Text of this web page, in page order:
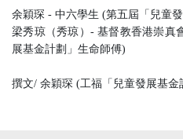
余穎琛 - 中六學生 (第五屆「兒童
梁秀琼（秀琼）- 基督教香港崇真
展基金計劃」生命師傅)
撰文/ 余穎琛 (工福「兒童發展基金